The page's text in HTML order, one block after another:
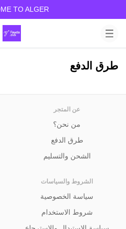
TO ALGER
طرق الدفع
عن المتجر
من نحن؟
طرق الدفع
الشحن والتسليم
الشروط والسياسات
سياسة الخصوصية
شروط الاستخدام